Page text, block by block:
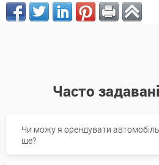
Часто
Чи можу я орендувати
ще?